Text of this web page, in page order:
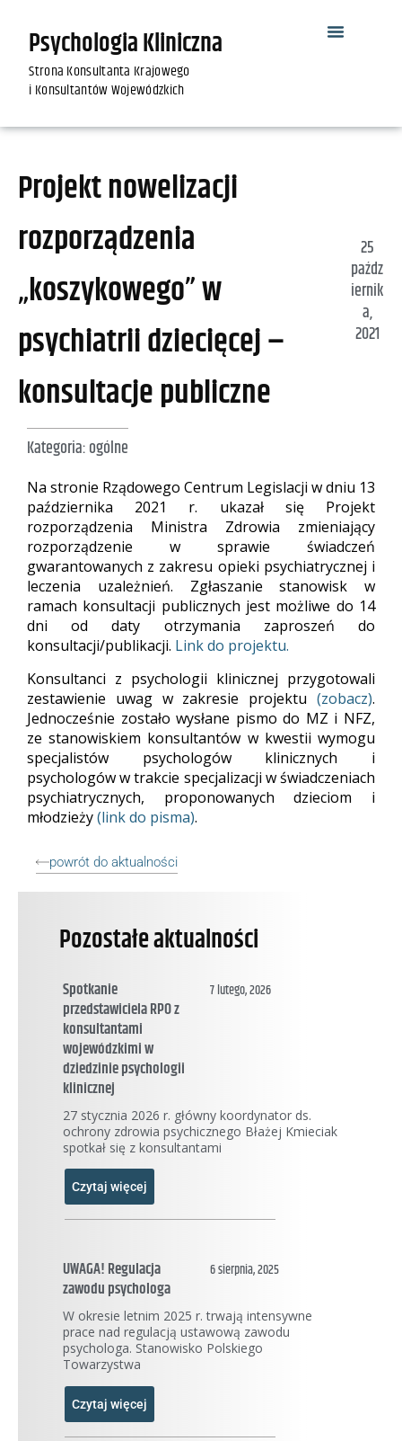
Psychologia Kliniczna
Strona Konsultanta Krajowego
i Konsultantów Wojewódzkich
Pozostałe aktualności
Spotkanie
przedstawiciela RPO z
konsultantami
wojewódzkimi w
dziedzinie psychologii
klinicznej
7 lutego, 2026
27 stycznia 2026 r. główny koordynator ds.
ochrony zdrowia psychicznego Błażej Kmieciak
spotkał się z konsultantami
Czytaj więcej
UWAGA! Regulacja
zawodu psychologa
6 sierpnia, 2025
W okresie letnim 2025 r. trwają intensywne
prace nad regulacją ustawową zawodu
psychologa. Stanowisko Polskiego
Towarzystwa
Czytaj więcej
Projekt nowelizacji
rozporządzenia
„koszykowego” w
psychiatrii dziecięcej –
konsultacje publiczne
25
paźdz
iernik
a,
2021
Kategoria:ogólne
Na stronie Rządowego Centrum Legislacji w dniu 13
października 2021 r. ukazał się Projekt
rozporządzenia Ministra Zdrowia zmieniający
rozporządzenie w sprawie świadczeń
gwarantowanych z zakresu opieki psychiatrycznej i
leczenia uzależnień. Zgłaszanie stanowisk w
ramach konsultacji publicznych jest możliwe do 14
dni od daty otrzymania zaproszeń do
konsultacji/publikacji. Link do projektu.
Konsultanci z psychologii klinicznej przygotowali
zestawienie uwag w zakresie projektu (zobacz).
Jednocześnie zostało wysłane pismo do MZ i NFZ,
ze stanowiskiem konsultantów w kwestii wymogu
specjalistów psychologów klinicznych i
psychologów w trakcie specjalizacji w świadczeniach
psychiatrycznych, proponowanych dzieciom i
młodzieży(link do pisma).
powrót do aktualności